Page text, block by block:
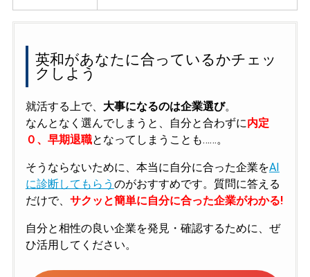
英和があなたに合っているかチェッ
クしよう
就活する上で、 大事になるのは企業選び。
なんとなく選んでしまうと、自分と合わずに内定
０、早期退職となってしまうことも……。
そうならないために、本当に自分に合った企業をAI
に診断してもらう のがおすすめです。質問に答える
だけで、 サクッと簡単に自分に合った企業がわかる!
自分と相性の良い企業を発見・確認するために、ぜ
ひ活用してください。